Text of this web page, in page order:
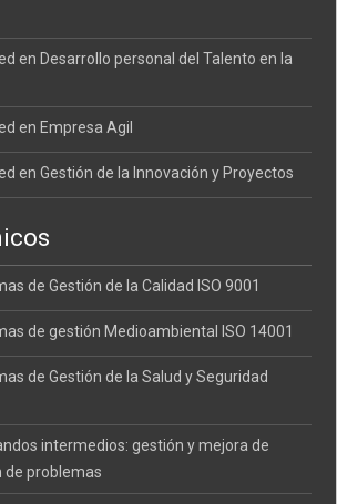
en Desarrollo personal del Talento en la
en Empresa Agil
en Gestión de la Innovación y Proyectos
de Gestión de la Calidad ISO 9001
de gestión Medioambiental ISO 14001
de Gestión de la Salud y Seguridad
intermedios: gestión y mejora de
de problemas